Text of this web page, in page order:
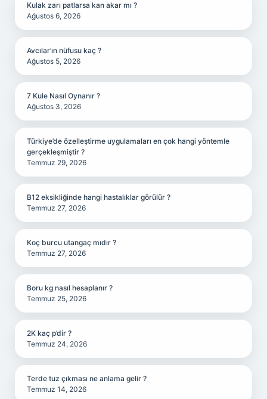
Kulak zarı patlarsa kan akar mı ?
Ağustos 6, 2026
Avcılar’ın nüfusu kaç ?
Ağustos 5, 2026
7 Kule Nasıl Oynanır ?
Ağustos 3, 2026
Türkiye’de özelleştirme uygulamaları en çok hangi yöntemle
gerçekleşmiştir ?
Temmuz 29, 2026
B12 eksikliğinde hangi hastalıklar görülür ?
Temmuz 27, 2026
Koç burcu utangaç mıdır ?
Temmuz 27, 2026
Boru kg nasıl hesaplanır ?
Temmuz 25, 2026
2K kaç p’dir ?
Temmuz 24, 2026
Terde tuz çıkması ne anlama gelir ?
Temmuz 14, 2026